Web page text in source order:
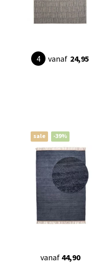
vanaf 24,95
sale -39%
vanaf 44,90